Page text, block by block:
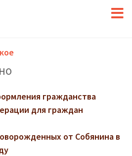
гражданства
для граждан
от Собянина в